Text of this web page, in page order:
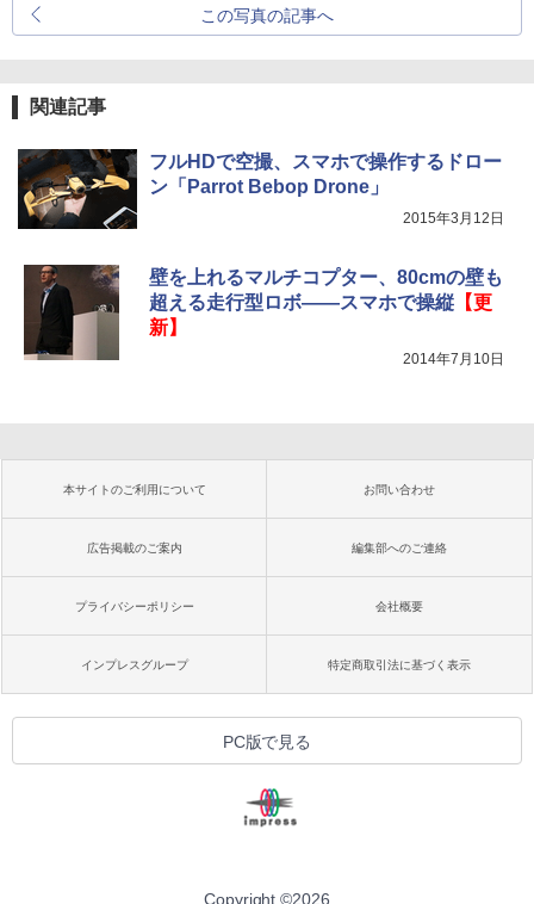
この写真の記事へ
関連記事
フルHDで空撮、スマホで操作するドロー
ン「Parrot Bebop Drone」
2015年3月12日
壁を上れるマルチコプター、80cmの壁も
超える走行型ロボ――スマホで操縦【更
新】
2014年7月10日
本サイトのご利用について お問い合わせ
広告掲載のご案内 編集部へのご連絡
プライバシーポリシー 会社概要
インプレスグループ 特定商取引法に基づく表示
PC版で見る
Copyright ©2026